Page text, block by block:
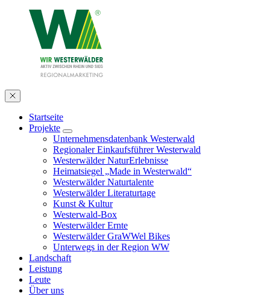
Startseite
Projekte
Unternehmensdatenbank Westerwald
Regionaler Einkaufsführer Westerwald
Westerwälder NaturErlebnisse
Heimatsiegel „Made in Westerwald“
Westerwälder Naturtalente
Westerwälder Literaturtage
Kunst & Kultur
Westerwald-Box
Westerwälder Ernte
Westerwälder GraWWel Bikes
Unterwegs in der Region WW
Landschaft
Leistung
Leute
Über uns